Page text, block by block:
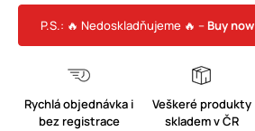
P.S.: 🔥 Nedoskladňujeme 🔥 – Buy
Rychlá objednávka i
bez registrace
Veškeré produkty
skladem v ČR